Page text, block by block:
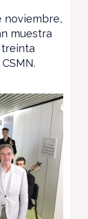
noviembre,
muestra